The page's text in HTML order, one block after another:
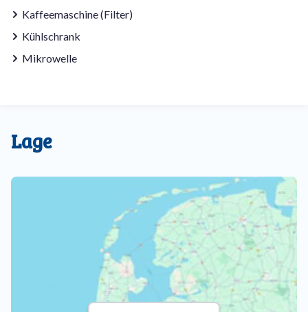
Kaffeemaschine (Filter)
Kühlschrank
Mikrowelle
Lage